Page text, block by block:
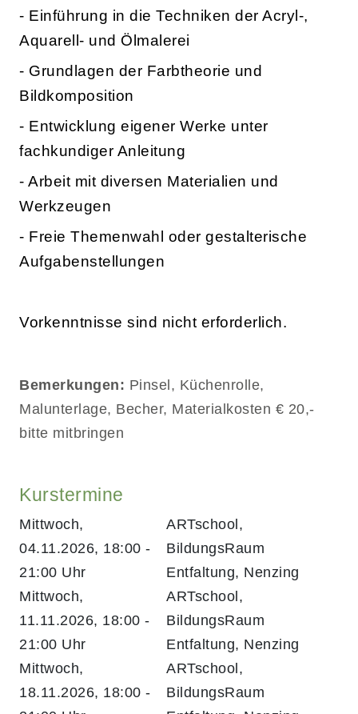
- Einführung in die Techniken der Acryl-,
Aquarell- und Ölmalerei
- Grundlagen der Farbtheorie und
Bildkomposition
- Entwicklung eigener Werke unter
fachkundiger Anleitung
- Arbeit mit diversen Materialien und
Werkzeugen
- Freie Themenwahl oder gestalterische
Aufgabenstellungen
Vorkenntnisse sind nicht erforderlich.
Bemerkungen: Pinsel, Küchenrolle,
Malunterlage, Becher, Materialkosten € 20,-
bitte mitbringen
Kurstermine
Mittwoch,
04.11.2026, 18:00 -
21:00 Uhr
ARTschool,
BildungsRaum
Entfaltung, Nenzing
Mittwoch,
11.11.2026, 18:00 -
21:00 Uhr
ARTschool,
BildungsRaum
Entfaltung, Nenzing
Mittwoch,
18.11.2026, 18:00 -
ARTschool,
BildungsRaum